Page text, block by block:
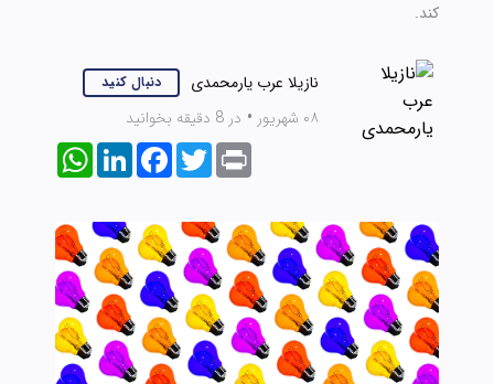
کند.
نازیلا عرب یارمحمدی دنبال کنید
۰۸ شهریور • در 8 دقیقه بخوانید
WhatsAppLinkedInFacebookTwitterPrint